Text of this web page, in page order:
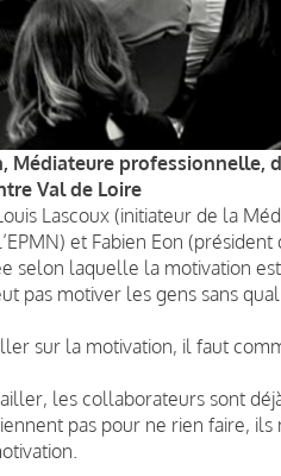
Médiateure professionnelle,
Val de Loire
Lascoux (initiateur de la
et Fabien Eon
selon laquelle la motivation
pas motiver les gens sans
sur la motivation, il faut
les collaborateurs sont
pas pour ne rien faire, ils